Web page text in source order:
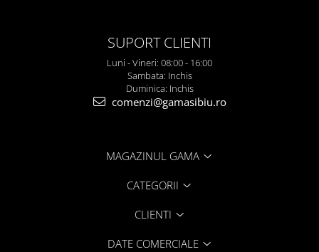
SUPORT CLIENTI
Luni - Vineri: 08:00 - 16:00
Sambata: Inchis
Duminica: Inchis
comenzi@gamasibiu.ro
MAGAZINUL GAMA
CATEGORII
CLIENTI
DATE COMERCIALE